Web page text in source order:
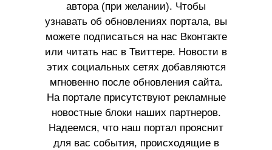
автора (при желании). Чтобы
узнавать об обновлениях портала, вы
можете подписаться на нас Вконтакте
или читать нас в Твиттере. Новости в
этих социальных сетях добавляются
мгновенно после обновления сайта.
На портале присутствуют рекламные
новостные блоки наших партнеров.
Надеемся, что наш портал прояснит
для вас события, происходящие в